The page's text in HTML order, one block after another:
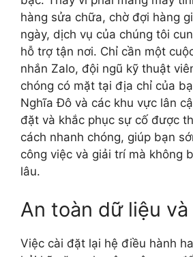
hàng sửa chữa, chờ đợi hàng
ngày, dịch vụ của chúng tôi
hỗ trợ tận nơi. Chỉ cần một
nhắn Zalo, đội ngũ kỹ thuật
chóng có mặt tại địa chỉ của
Nghĩa Đô và các khu vực lân
đặt và khắc phục sự cố được
cách nhanh chóng, giúp bạn
công việc và giải trí mà không
lâu.
An toàn dữ liệu
Việc cài đặt lại hệ điều hành